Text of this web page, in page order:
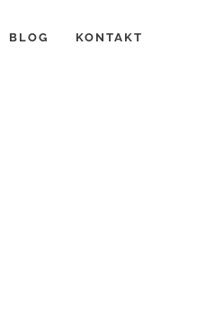
BLOG KONTAKT